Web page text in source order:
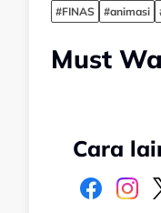
#FINAS #animasi
Must
Cara